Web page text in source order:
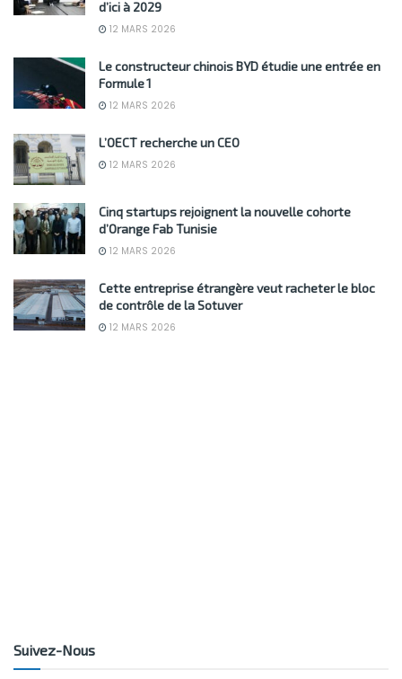
d’ici à 2029
12 MARS 2026
Le constructeur chinois BYD étudie une entrée en
Formule 1
12 MARS 2026
L’OECT recherche un CEO
12 MARS 2026
Cinq startups rejoignent la nouvelle cohorte
d’Orange Fab Tunisie
12 MARS 2026
Cette entreprise étrangère veut racheter le bloc
de contrôle de la Sotuver
12 MARS 2026
Suivez-Nous